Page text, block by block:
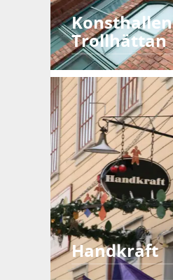
Konsthallen
Trollhättan
Handkraft